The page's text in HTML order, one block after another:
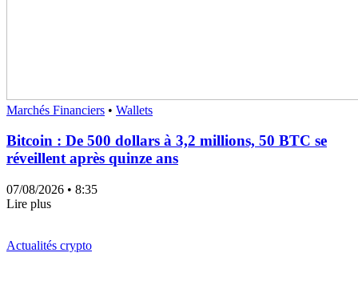
Marchés Financiers • Wallets
Bitcoin : De 500 dollars à 3,2 millions, 50 BTC se
réveillent après quinze ans
07/08/2026 • 8:35
Lire plus
Actualités crypto